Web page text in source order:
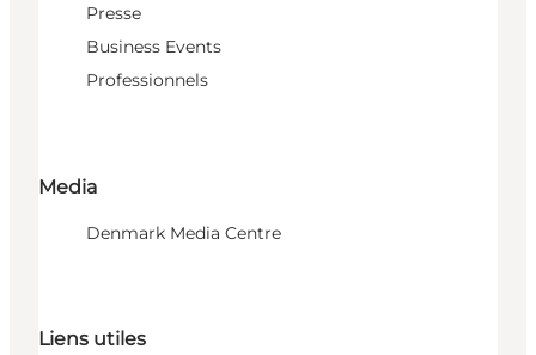
Presse
Business Events
Professionnels
Media
Denmark Media Centre
Liens utiles